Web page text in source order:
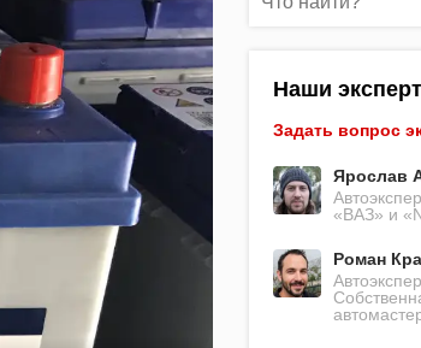
Наши
Задать вопрос
Ярослав
«ВАЗ» и
Роман